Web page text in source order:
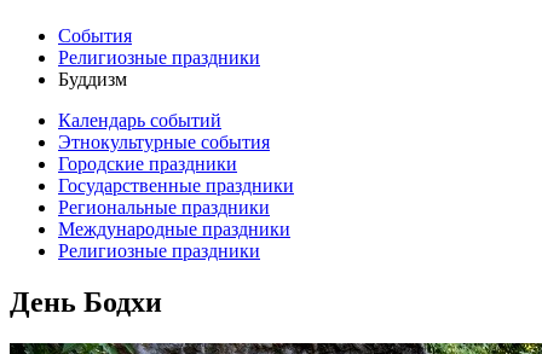
События
Религиозные праздники
Буддизм
Календарь событий
Этнокультурные события
Городские праздники
Государственные праздники
Региональные праздники
Международные праздники
Религиозные праздники
День Бодхи